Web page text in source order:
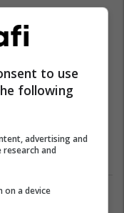
për klubin e
to use
following
advertising and
and
on a device